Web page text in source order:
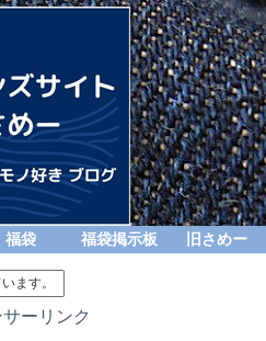
福袋 福袋掲示板 旧さめー
ます。
ーリンク